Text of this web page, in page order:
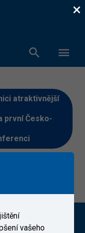
atraktivnější
první Česko-
a. s. (VUZ)
×
vašeho